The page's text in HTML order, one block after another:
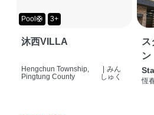
Pool🛟 3+
沐西VILLA
Hengchun Township,
Pingtung County
みん
しゅく
ス
ン
恆